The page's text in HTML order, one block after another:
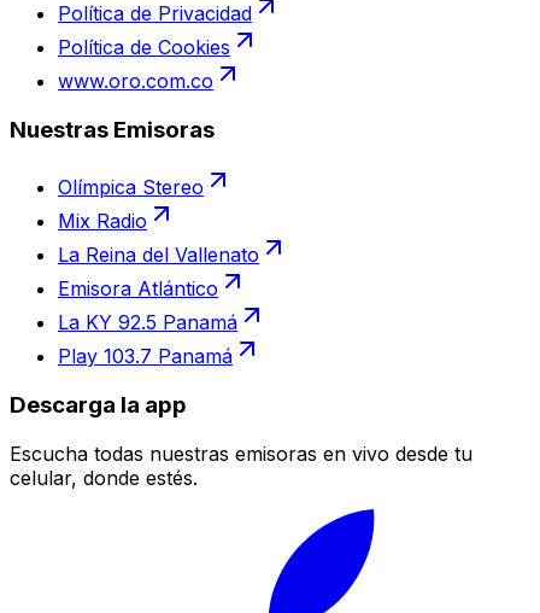
Política de Privacidad
Política de Cookies
www.oro.com.co
Nuestras Emisoras
Olímpica Stereo
Mix Radio
La Reina del Vallenato
Emisora Atlántico
La KY 92.5 Panamá
Play 103.7 Panamá
Descarga la app
Escucha todas nuestras emisoras en vivo desde tu
celular, donde estés.